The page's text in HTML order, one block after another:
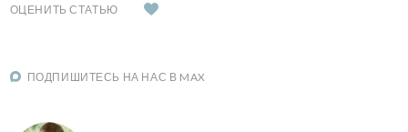
ОЦЕНИТЬ СТАТЬЮ
ПОДПИШИТЕСЬ НА НАС В MAX